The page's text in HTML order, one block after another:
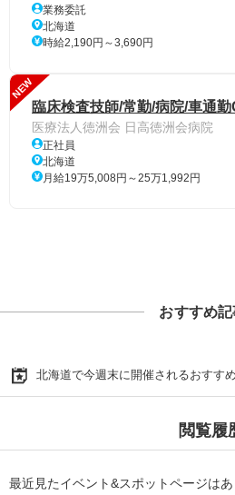
業務委託
北海道
時給2,190円～3,690円
NEW
臨床検査技師/常勤/病院/車通
医療法人徳洲会 日高徳洲会病院
正社員
北海道
月給19万5,008円～25万1,992円
おすすめ記
北海道で今週末に開催されるおすす
閲覧履
最近見たイベント&スポットページはあ